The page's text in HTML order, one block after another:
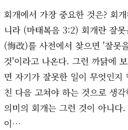
회개에서 가장 중요한 것은? 회
니라 (마태복음 3:2) 회개란 잘
(悔改)를 사전에서 찾으면 '잘못
것'이라고 나온다. 그런 까닭에
면 자기가 잘못한 일이 무엇인지
친 다음 고쳐야 하는 것으로 생
의미의 회개는 그런 것이 아니다
이…